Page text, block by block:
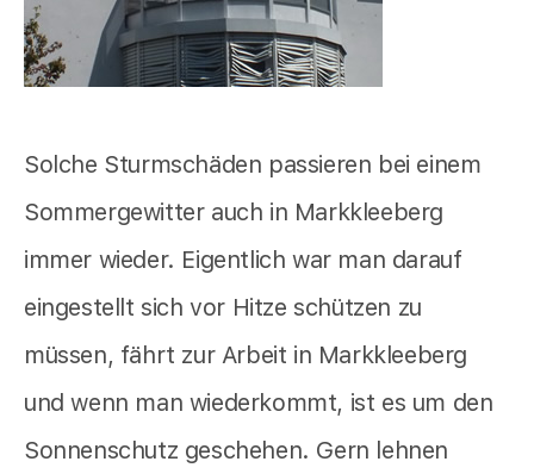
Solche Sturmschäden passieren bei einem
Sommergewitter auch in Markkleeberg
immer wieder. Eigentlich war man darauf
eingestellt sich vor Hitze schützen zu
müssen, fährt zur Arbeit in Markkleeberg
und wenn man wiederkommt, ist es um den
Sonnenschutz geschehen. Gern lehnen